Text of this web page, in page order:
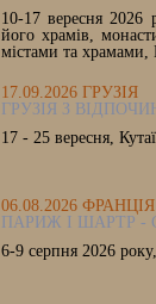
10-17 вересня 2026
його храмів,
містами та храмами,
17.09.2026 ГРУЗІЯ
ГРУЗІЯ З
17 - 25 вересня,
06.08.2026 ФРАНЦІЯ
ПАРИЖ І ШАРТР -
6-9 серпня 2026